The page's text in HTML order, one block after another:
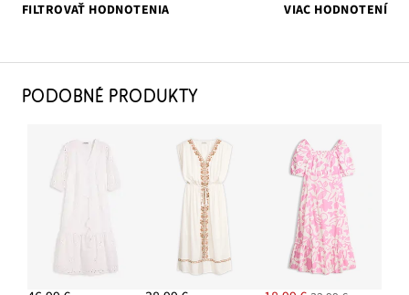
FILTROVAŤ HODNOTENIA
VIAC HODNOTENÍ
PODOBNÉ PRODUKTY